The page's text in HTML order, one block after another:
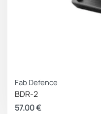
Fab Defence
BDR-2
57.00€